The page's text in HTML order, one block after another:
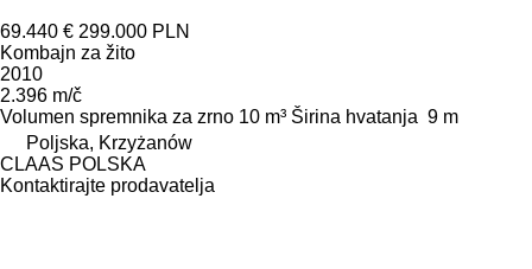
69.440 € 299.000 PLN
Kombajn za žito
2010
2.396 m/č
Volumen spremnika za zrno 10 m³ Širina hvatanja 9 m
Poljska, Krzyżanów
CLAAS POLSKA
Kontaktirajte prodavatelja